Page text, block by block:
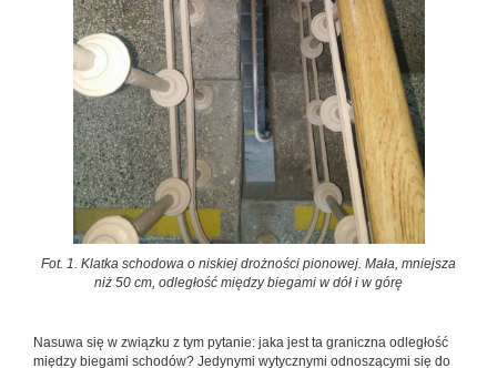
Fot. 1. Klatka schodowa o niskiej drożności pionowej. Mała, mniejsza
niż 50 cm, odległość między biegami w dół i w górę
Nasuwa się w związku z tym pytanie: jaka jest ta graniczna odległość
między biegami schodów? Jedynymi wytycznymi odnoszącymi się do